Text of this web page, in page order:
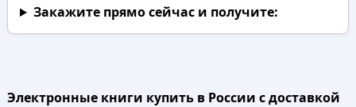
Закажите прямо сейчаси получите:
Электронные книги купить в России с доставкой